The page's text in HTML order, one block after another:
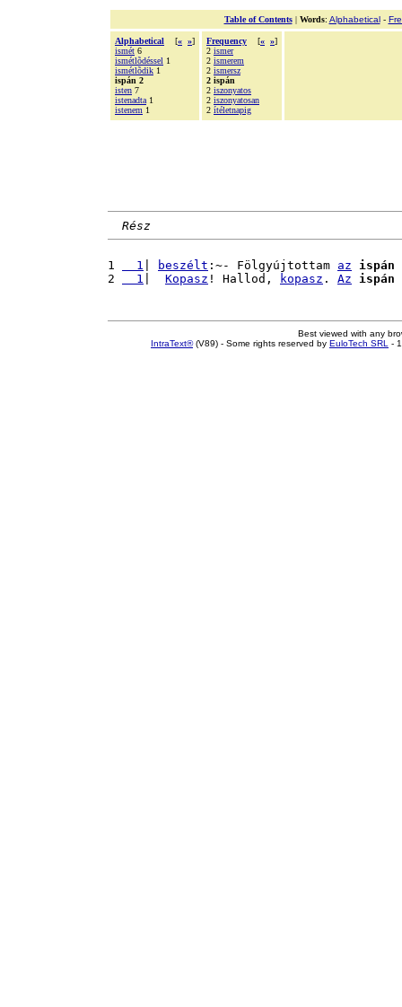
Table of Contents| Words: Alphabetical-
Alphabetical [« »]
ismét 6
ismétlõdéssel 1
ismétlõdik 1
ispán 2
isten 7
istenadta 1
istenem 1
Frequency [« »]
2 ismer
2 ismerem
2 ismersz
2 ispán
2 iszonyatos
2 iszonyatosan
2 ítéletnapig
Rész
1
  1
beszélt :~- Fölgyújtottam az ispán
2
  1
Kopasz ! Hallod, kopasz . Az ispán
Best viewed with any
IntraText®(V89) - Some rights reserved by EuloTech SRL -